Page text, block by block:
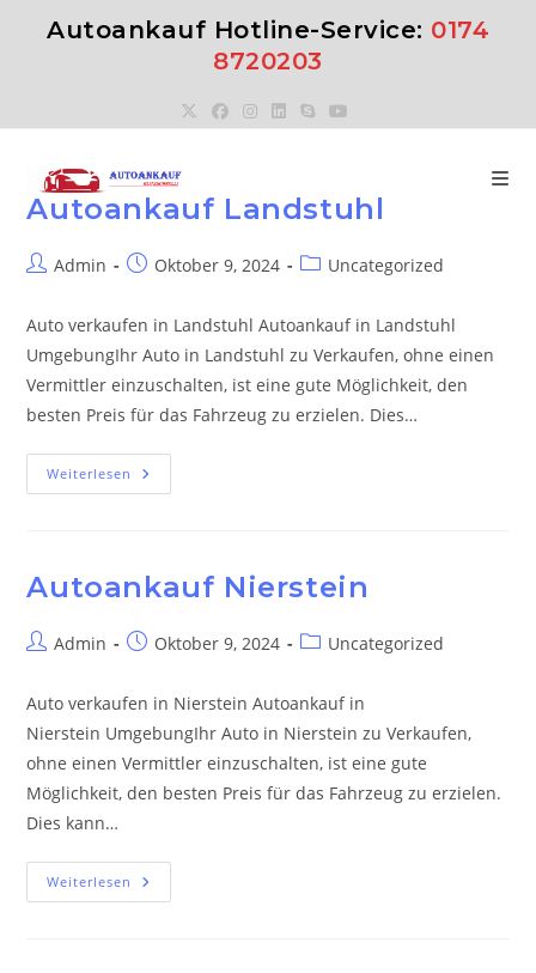
Autoankauf Hotline-Service: 0174
8720203
Autoankauf Landstuhl
Beitrags-
Admin
BeitragOktober 9, 2024
Beitrags-
Uncategorized
Auto verkaufen in Landstuhl Autoankauf in Landstuhl
UmgebungIhr Auto in Landstuhl zu Verkaufen, ohne einen
Vermittler einzuschalten, ist eine gute Möglichkeit, den
besten Preis für das Fahrzeug zu erzielen. Dies…
Weiterlesen Autoankauf
Landstuhl
Autoankauf Nierstein
Beitrags-
Admin
BeitragOktober 9, 2024
Beitrags-
Uncategorized
Auto verkaufen in Nierstein Autoankauf in
Nierstein UmgebungIhr Auto in Nierstein zu Verkaufen,
ohne einen Vermittler einzuschalten, ist eine gute
Möglichkeit, den besten Preis für das Fahrzeug zu erzielen.
Dies kann…
Weiterlesen Autoankauf
Nierstein